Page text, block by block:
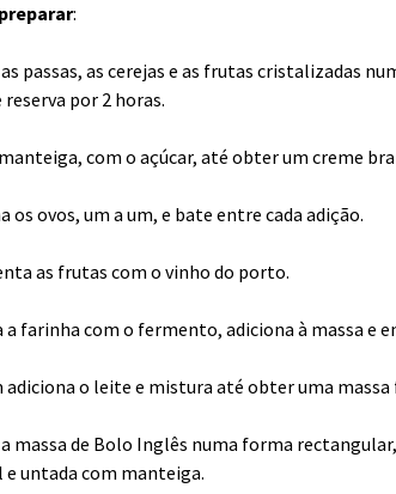
:
passas, as cerejas e as frutas cristalizadas
por 2 horas.
com o açúcar, até obter um creme
os ovos, um a um, e bate entre cada adição.
as frutas com o vinho do porto.
a farinha com o fermento, adiciona à massa e
adiciona o leite e mistura até obter uma massa
massa de Bolo Inglês numa forma
e untada com manteiga.